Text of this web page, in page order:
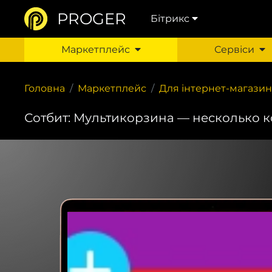
PROGER Бітрикс
Маркетплейс Сервіси
Головна Маркетплейс Для інтернет-
Сотбит: Мультикорзина — несколько